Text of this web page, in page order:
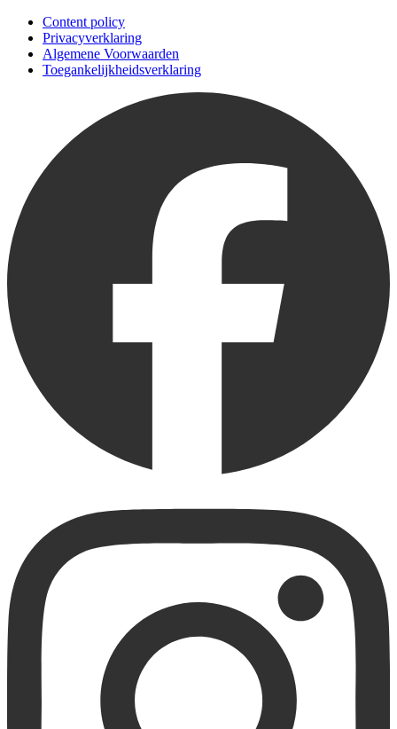
Content policy
Privacyverklaring
Algemene Voorwaarden
Toegankelijkheidsverklaring